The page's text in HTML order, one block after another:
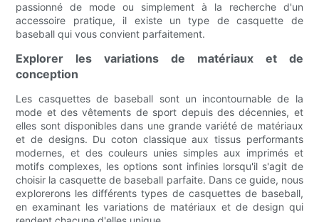
passionné de mode ou simplement à la recherche d'un
accessoire pratique, il existe un type de casquette de
baseball qui vous convient parfaitement.
Explorer les variations de matériaux et de
conception
Les casquettes de baseball sont un incontournable de la
mode et des vêtements de sport depuis des décennies, et
elles sont disponibles dans une grande variété de matériaux
et de designs. Du coton classique aux tissus performants
modernes, et des couleurs unies simples aux imprimés et
motifs complexes, les options sont infinies lorsqu'il s'agit de
choisir la casquette de baseball parfaite. Dans ce guide, nous
explorerons les différents types de casquettes de baseball,
en examinant les variations de matériaux et de design qui